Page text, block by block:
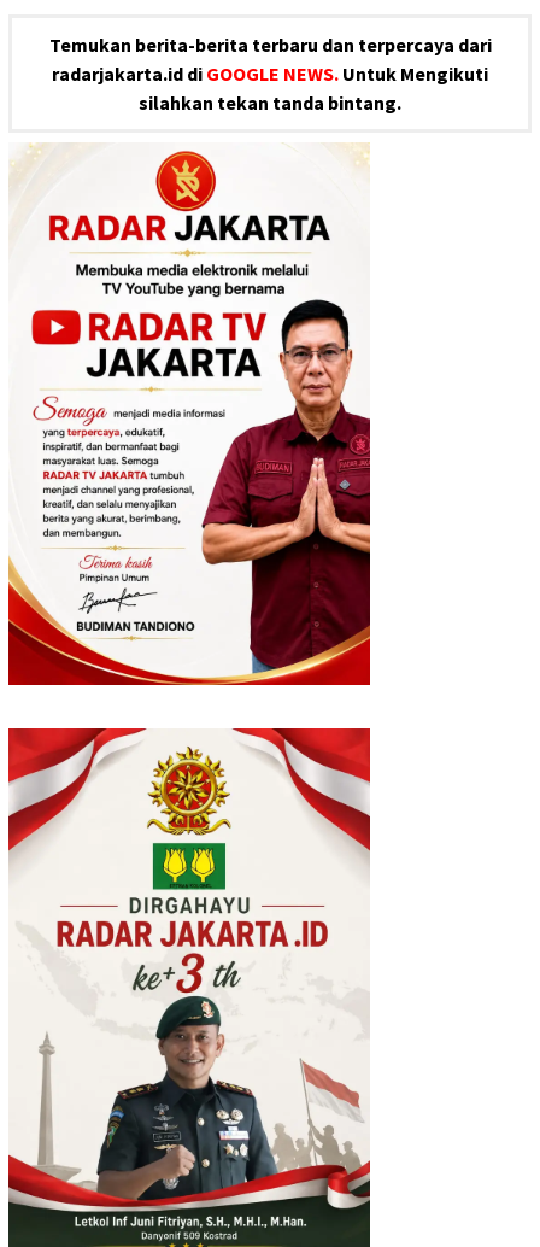
Temukan berita-berita terbaru dan terpercaya dari
radarjakarta.id di GOOGLE NEWS. Untuk Mengikuti
silahkan tekan tanda bintang.